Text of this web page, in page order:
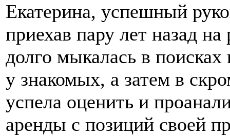
Екатерина, успешный
приехав пару лет назад
долго мыкалась в
у знакомых, а затем в
успела оценить и
аренды с позиций своей